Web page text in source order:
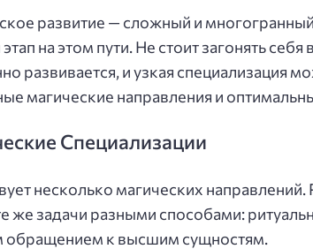
развитие — сложный и
на этом пути. Не стоит загонять
развивается, и узкая специализация
магические направления и
Специализации
несколько магических
же задачи разными способами:
обращением к высшим сущностям.